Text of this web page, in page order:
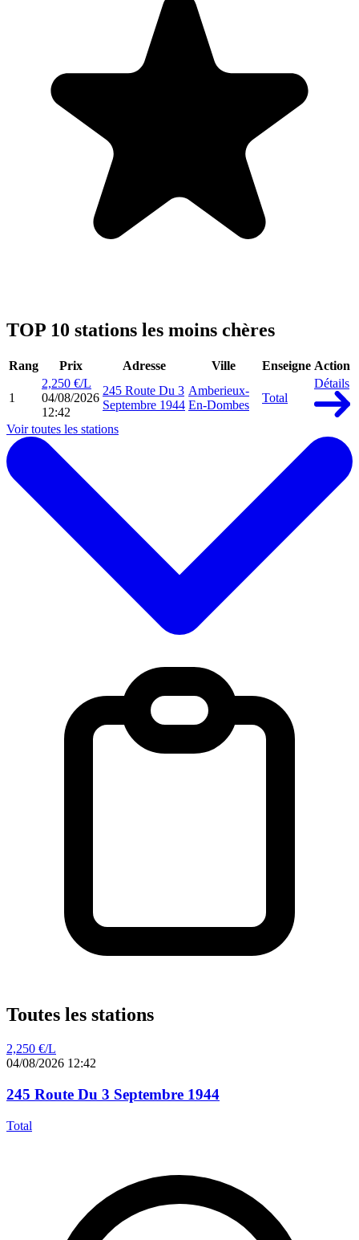
TOP 10 stations les moins chères
Rang Prix Adresse Ville Enseigne Action
1
2,250 €/L
04/08/2026
12:42
245 Route Du 3
Septembre 1944
Amberieux-
En-Dombes
Total
Détails
Voir toutes les stations
Toutes les stations
2,250 €/L
04/08/2026 12:42
245 Route Du 3 Septembre 1944
Total